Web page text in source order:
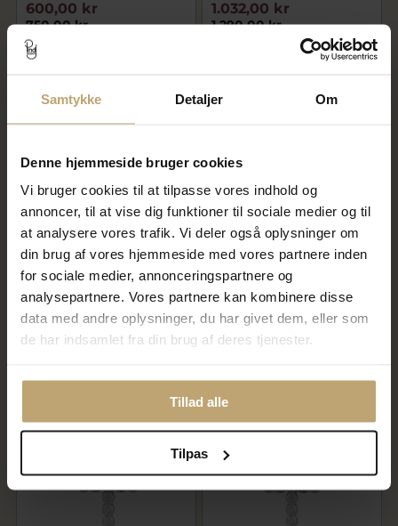
Samtykke Detaljer Om
Denne hjemmeside bruger cookies
Vi bruger cookies til at tilpasse vores indhold og
annoncer, til at vise dig funktioner til sociale medier og til
at analysere vores trafik. Vi deler også oplysninger om
din brug af vores hjemmeside med vores partnere inden
for sociale medier, annonceringspartnere og
analysepartnere. Vores partnere kan kombinere disse
data med andre oplysninger, du har givet dem, eller som
de har indsamlet fra din brug af deres tjenester.
Tillad alle
Tilpas
750,00 kr
600,00 kr
1.290,00 kr
1.032,00 kr
Vedhæng kors, 11*18 mm.,
675,00 kr
540,00 kr
Vedhæng Kors, fast patz, 17*17
mm. 925 s.
1.200,00 kr
960,00 kr